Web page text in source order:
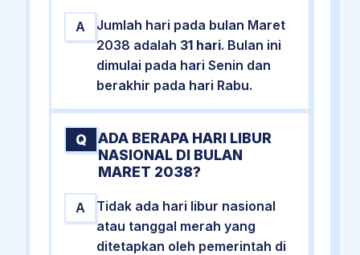
A
Jumlah hari pada bulan Maret
2038 adalah 31 hari. Bulan ini
dimulai pada hari Senin dan
berakhir pada hari Rabu.
Q
ADA BERAPA HARI LIBUR
NASIONAL DI BULAN
MARET 2038?
A
Tidak ada hari libur nasional
atau tanggal merah yang
ditetapkan oleh pemerintah di